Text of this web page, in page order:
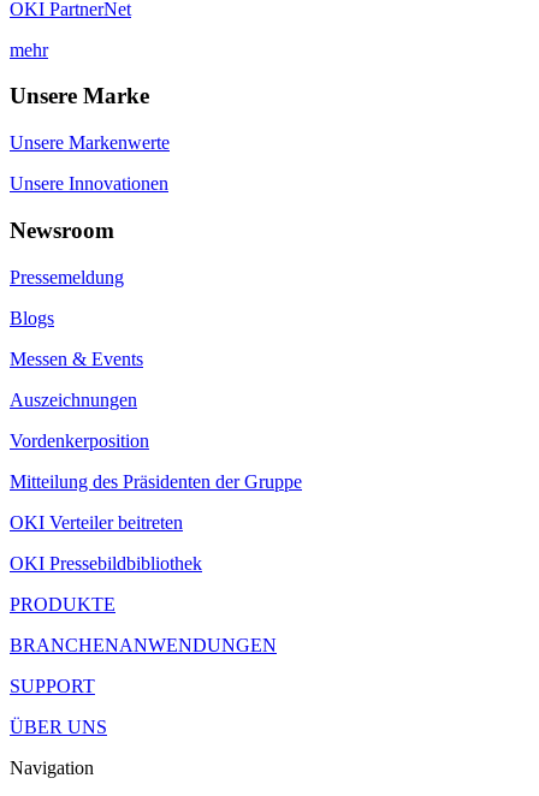
OKI PartnerNet
mehr
Unsere Marke
Unsere Markenwerte
Unsere Innovationen
Newsroom
Pressemeldung
Blogs
Messen & Events
Auszeichnungen
Vordenkerposition
Mitteilung des Präsidenten der Gruppe
OKI Verteiler beitreten
OKI Pressebildbibliothek
PRODUKTE
BRANCHENANWENDUNGEN
SUPPORT
ÜBER UNS
Navigation